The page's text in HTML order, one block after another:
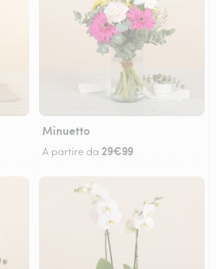
Minuetto
A partire da 29€99